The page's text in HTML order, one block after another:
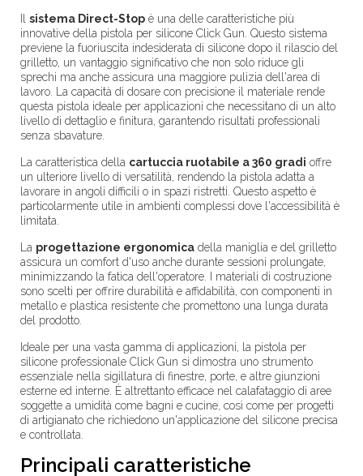
sistema Direct-Stop è una delle caratteristiche più
innovative della pistola per silicone Click Gun. Questo sistema
previene la fuoriuscita indesiderata di silicone dopo il rilascio del
grilletto, un vantaggio significativo che non solo riduce gli
sprechi ma anche assicura una maggiore pulizia dell'area di
lavoro. La capacità di dosare con precisione il materiale rende
questa pistola ideale per applicazioni che necessitano di un alto
livello di dettaglio e finitura, garantendo risultati professionali
senza sbavature.
La caratteristica della cartuccia ruotabile a 360 gradi offre
un ulteriore livello di versatilità, rendendo la pistola adatta a
lavorare in angoli difficili o in spazi ristretti. Questo aspetto è
particolarmente utile in ambienti complessi dove l'accessibilità è
limitata.
La progettazione ergonomica della maniglia e del grilletto
assicura un comfort d'uso anche durante sessioni prolungate,
minimizzando la fatica dell'operatore. I materiali di costruzione
sono scelti per offrire durabilità e affidabilità, con componenti in
metallo e plastica resistente che promettono una lunga durata
del prodotto.
Ideale per una vasta gamma di applicazioni, la pistola per
silicone professionale Click Gun si dimostra uno strumento
essenziale nella sigillatura di finestre, porte, e altre giunzioni
esterne ed interne. È altrettanto efficace nel calafataggio di aree
soggette a umidità come bagni e cucine, così come per progetti
di artigianato che richiedono un'applicazione del silicone precisa
e controllata.
Principali caratteristiche